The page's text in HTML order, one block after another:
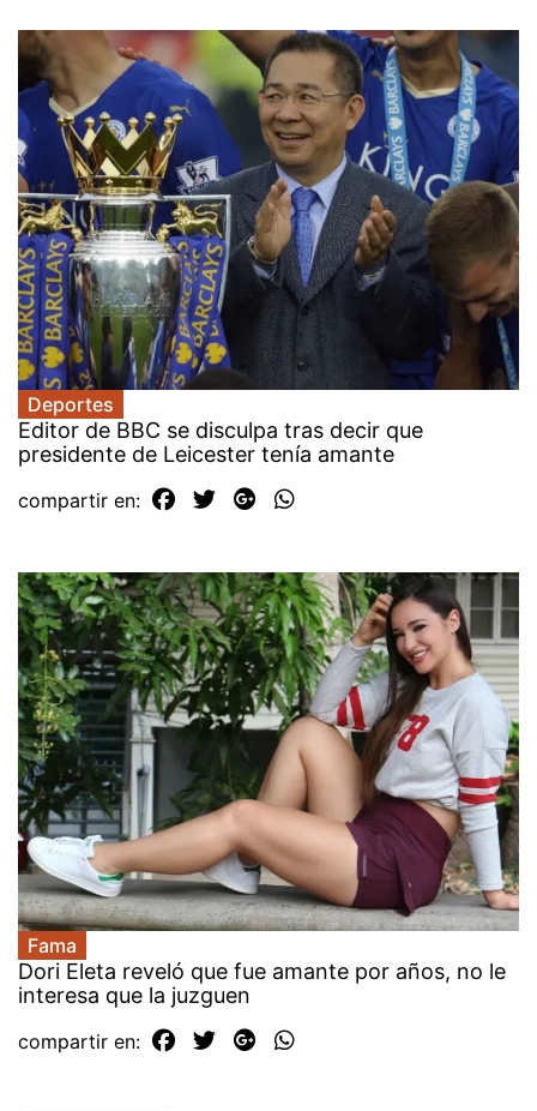
Deportes
Editor de BBC se disculpa tras decir que
presidente de Leicester tenía amante
compartir en:
Fama
Dori Eleta reveló que fue amante por años, no le
interesa que la juzguen
compartir en: